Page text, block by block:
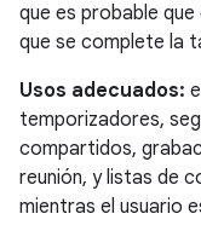
que es probable
que se complete la
Usos adecuados:
temporizadores,
compartidos,
reunión, y listas de
mientras el usuario